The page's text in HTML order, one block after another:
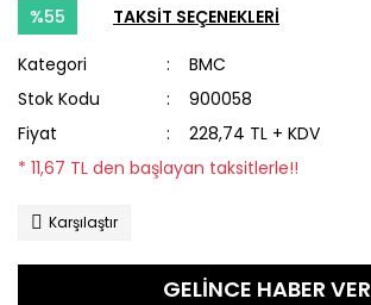
%55 TAKSİT SEÇENEKLERİ
Kategori
BMC
Stok Kodu
900058
Fiyat
228,74 TL + KDV
* 11,67 TL den başlayan taksitlerle!!
Karşılaştır
GELİNCE HABER VER